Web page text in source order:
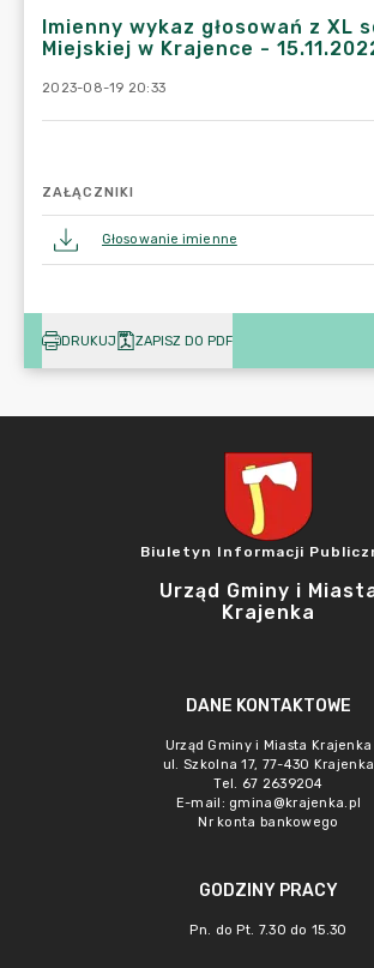
Imienny wykaz głosowań z XL
Miejskiej w Krajence -
2023-08-19 20:33
ZAŁĄCZNIKI
Głosowanie imienne
DRUKUJ ZAPISZ DO PDF
Biuletyn Informacji
Urząd Gminy i
Krajenka
DANE KONTAKTOWE
Urząd Gminy i Miasta Krajenka
ul. Szkolna 17, 77-430 Krajenka
Tel. 67 2639204
E-mail: gmina@krajenka.pl
Nr konta bankowego
GODZINY PRACY
Pn. do Pt. 7.30 do 15.30